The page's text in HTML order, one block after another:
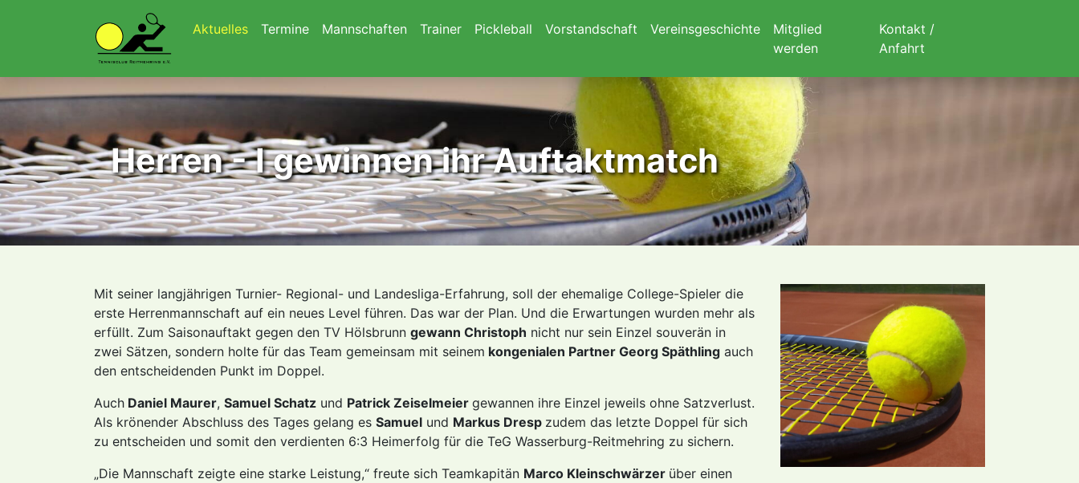
Navigation überspringen
Aktuelles Termine Mannschaften Trainer Pickleball Vorstandschaft Vereinsgeschichte
Mitglied
werden
Kontakt /
Anfahrt
Herren - I gewinnen ihr Auftaktmatch
Mit seiner langjährigen Turnier- Regional- und Landesliga-Erfahrung, soll der ehemalige College-Spieler die
erste Herrenmannschaft auf ein neues Level führen. Das war der Plan. Und die Erwartungen wurden mehr als
erfüllt. Zum Saisonauftakt gegen den TV Hölsbrunn gewann Christoph nicht nur sein Einzel souverän in
zwei Sätzen, sondern holte für das Team gemeinsam mit seinem kongenialen Partner Georg Späthling auch
den entscheidenden Punkt im Doppel.
Auch Daniel Maurer, Samuel Schatz und Patrick Zeiselmeier gewannen ihre Einzel jeweils ohne Satzverlust.
Als krönender Abschluss des Tages gelang es Samuel und Markus Dresp zudem das letzte Doppel für sich
zu entscheiden und somit den verdienten 6:3 Heimerfolg für die TeG Wasserburg-Reitmehring zu sichern.
„Die Mannschaft zeigte eine starke Leistung,“ freute sich Teamkapitän Marco Kleinschwärzer über einen